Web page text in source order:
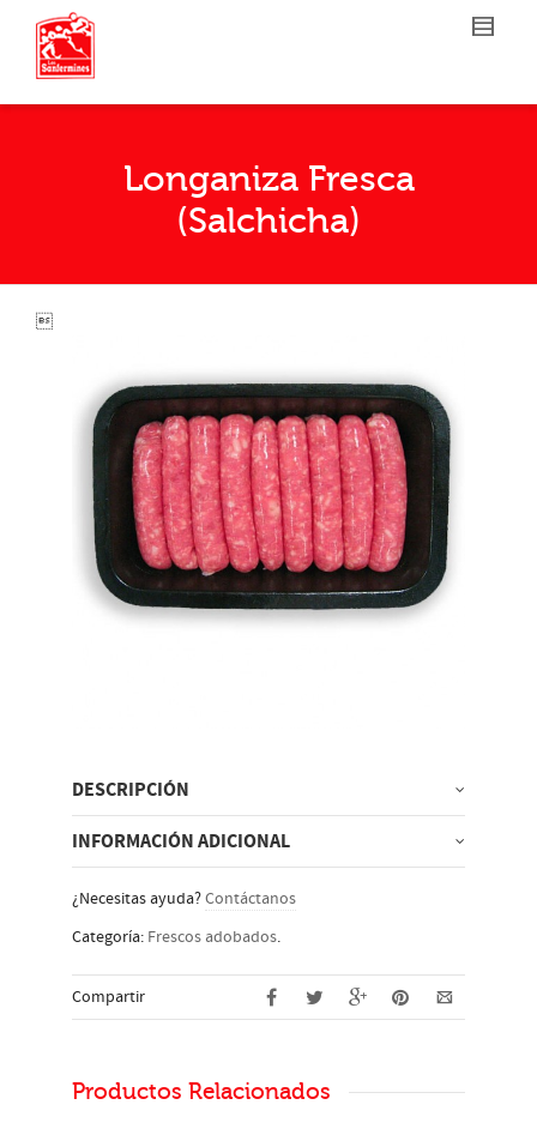
Longaniza Fresca
(Salchicha)

DESCRIPCIÓN
INFORMACIÓN ADICIONAL
¿Necesitas ayuda?Contáctanos
Categoría: Frescos adobados.
Compartir
Productos Relacionados